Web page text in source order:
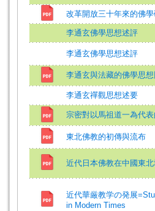
改革開放三十年來的佛
李通玄佛學思想述評
李通玄佛學思想述評
李通玄與法藏的佛學思想
李通玄禪觀思想述要
宗密對以馬祖道一為代
東北佛教的初傳與流布
近代日本佛教在中國東
近代華厳教学の発展
in Modern Times